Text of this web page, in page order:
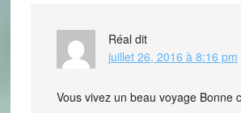
Réal dit
juillet 26, 2016 à 8:16 pm
Vous vivez un beau voyage Bonne